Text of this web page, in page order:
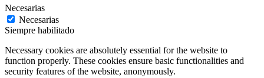
Necesarias
Necesarias
Siempre habilitado
Necessary cookies are absolutely essential for the website to
function properly. These cookies ensure basic functionalities and
security features of the website, anonymously.